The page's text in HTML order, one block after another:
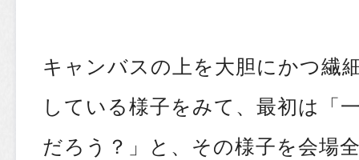
キャンバスの上を大胆にかつ繊
している様子をみて、最初は「
だろう？」と、その様子を会場